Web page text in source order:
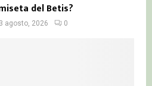
del Betis?
3 agosto, 2026 0